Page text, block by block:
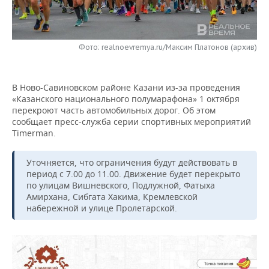
НЕФТЕХИМИЯ
НЕФТЬ
ЭНЕРГЕТИКА
РОЗНИЧНАЯ ТОРГОВЛЯ
НОВОСТИ ТЕХНОЛОГИЙ
ТЕЛЕКОММУНИКАЦИИ
МЕРОПРИЯТИЯ
НОВОСТИ МЕРОПРИЯТИЙ
БИЗНЕС-БРАНЧИ
ONLINE-КОНФЕРЕНЦИИ
ОТКРЫТАЯ ЛЕКЦИЯ
ФУТБОЛ
ХОККЕЙ
БАСКЕТБОЛ
ВОЛЕЙБОЛ
КИБЕРСПОРТ
ФИГУРНОЕ КАТАНИЕ
НОВОСТИ ОБЩЕСТВА
ВЛАСТЬ
ИНФРАСТРУКТУРА
ИСТОРИЯ
КУЛЬТУРА
МЕДИЦИНА
ФОТОГАЛЕРЕЯ
СЮЖЕТЫ
СПРАВОЧНИК
СПИСОК ПЕРСОН
СПИСОК КОМПАНИЙ
ПОЛНАЯ ВЕРСИЯ
Фото: realnoevremya.ru/Максим Платонов (архив)
В Ново-Савиновском районе Казани из-за проведения
«Казанского национального полумарафона» 1 октября
перекроют часть автомобильных дорог. Об этом
сообщает пресс-служба серии спортивных мероприятий
Timerman.
Уточняется, что ограничения будут действовать в
период с 7.00 до 11.00. Движение будет перекрыто
по улицам Вишневского, Подлужной, Фатыха
Амирхана, Сибгата Хакима, Кремлевской
набережной и улице Пролетарской.